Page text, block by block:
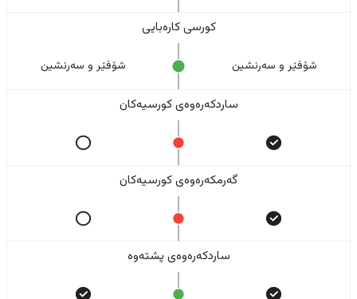
کورسی کارەبایی
شۆفێر و سەرنشین شۆفێر و سەرنشین
ساردکەرەوەی کورسیەکان
گەرمکەرەوەی کورسیەکان
ساردکەرەوەی پشتەوە